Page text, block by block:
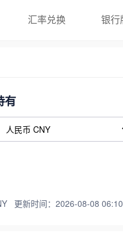
汇率兑换 银行
有
更新时间：2026-08-08